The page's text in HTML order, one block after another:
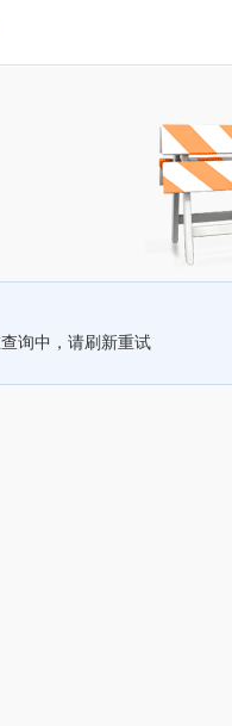
询中，请刷新重试